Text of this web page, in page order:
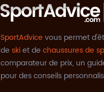
SportAdvice vous permet
de skiet de chaussures de
comparateur de prix, un
pour des conseils